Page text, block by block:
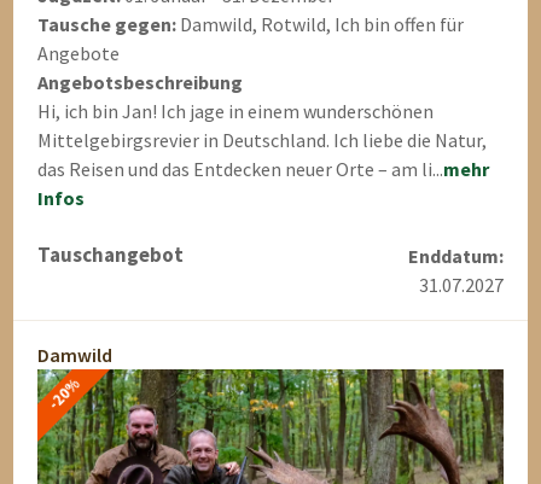
Tausche gegen: Damwild, Rotwild, Ich bin offen für
Angebote
Angebotsbeschreibung
Hi, ich bin Jan! Ich jage in einem wunderschönen
Mittelgebirgsrevier in Deutschland. Ich liebe die Natur,
das Reisen und das Entdecken neuer Orte – am li...mehr
Infos
Tauschangebot
Enddatum:
31.07.2027
Damwild
-20%